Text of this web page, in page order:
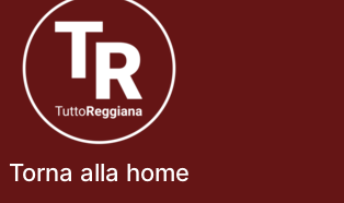
Torna alla home